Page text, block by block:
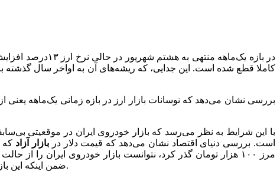
در بازه یک‌ماهه
با این شرایط به نظر می‌رسد که بازار خودروی ایران در موقعیتی
است. بررسی دنیای اقتصاد نشان می‌دهد که قیمت دلار در بازار آزاد که
مرز ۱۰۰ هزار تومان گذر کرد، نتوانست بازار خودروی ایران
ضمن اینکه این بازار امروز در نقطه‌ای ایستاده که ذهنیت سوداگرانه به دلیل کاهش شکاف قیمت خودرو از درب کارخانه تا بازار، از آن رخت بربسته است.